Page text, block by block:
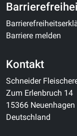
Barriere melden
Kontakt
Schneider
Zum Erlenbruch 14
15366 Neuenhagen
Deutschland